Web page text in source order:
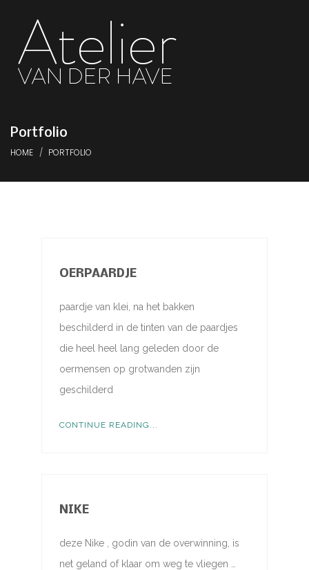
Portfolio
HOME PORTFOLIO
OERPAARDJE
paardje van klei, na het bakken
beschilderd in de tinten van de paardjes
die heel heel lang geleden door de
oermensen op grotwanden zijn
geschilderd
CONTINUE READING...
NIKE
deze Nike , godin van de overwinning, is
net geland of klaar om weg te vliegen …